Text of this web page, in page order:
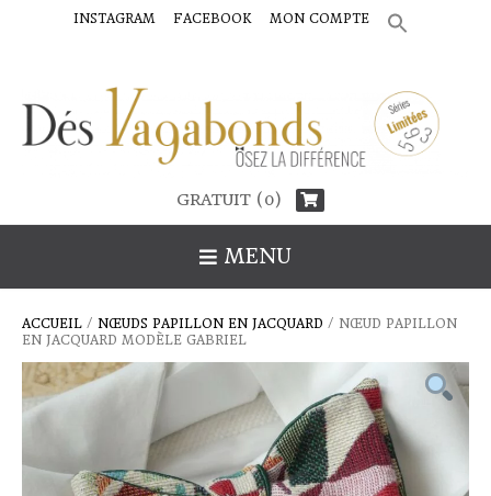
INSTAGRAM FACEBOOK MON COMPTE SEARCH
FOR:
GRATUIT (0)
MENU
ACCUEIL / NŒUDS PAPILLON EN JACQUARD / NŒUD PAPILLON
EN JACQUARD MODÈLE GABRIEL